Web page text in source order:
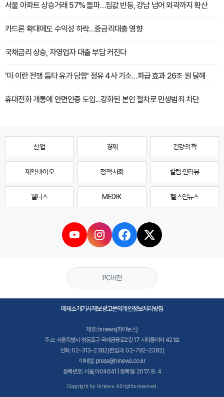
서울 아파트 상승거래 57% 돌파…집값 반등, 강남 넘어 외곽까지 확산
카드론 확대에도 수익성 하락…중금리대출 영향
국채금리 상승, 자영업자 대출 부담 커진다
'미·이란 전쟁 틈타 유가 담합' 정유 4사 기소…파급 효과 26조 원 달해
휴대전화 개통에 안면인증 도입...강화된 본인 절차로 민생범죄 차단
산업 경제 건강·의학
제약·바이오 정책·사회 칼럼·인터뷰
웰니스 MEDI·K 헬스인뉴스
PC버전
매체소개기사제보광고문의개인정보처리방침
제호: hinews(하이뉴스)
주소: 서울특별시 영등포구 국제금융로2길 17 시티플라자 421호
전화: 02-313-2382(편집국: 02-782-2382)
이메일: press@hinews.co.kr
등록번호: 서울,아04641 | 등록일: 2017. 8. 4
Copyright by Hinews. All rights reserved.